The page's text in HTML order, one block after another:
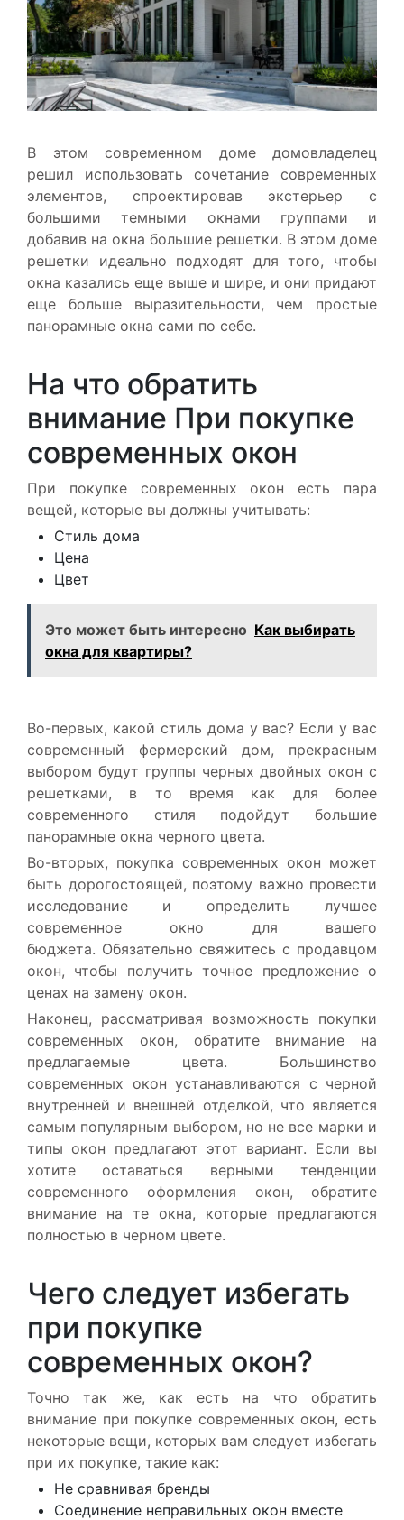
В этом современном доме домовладелец
решил использовать сочетание современных
элементов, спроектировав экстерьер с
большими темными окнами группами и
добавив на окна большие решетки. В этом доме
решетки идеально подходят для того, чтобы
окна казались еще выше и шире, и они придают
еще больше выразительности, чем простые
панорамные окна сами по себе.
На что обратить
внимание При покупке
современных окон
При покупке современных окон есть пара
вещей, которые вы должны учитывать:
Стиль дома
Цена
Цвет
Это может быть интересно Как выбирать
окна для квартиры?
Во-первых, какой стиль дома у вас? Если у вас
современный фермерский дом, прекрасным
выбором будут группы черных двойных окон с
решетками, в то время как для более
современного стиля подойдут большие
панорамные окна черного цвета.
Во-вторых, покупка современных окон может
быть дорогостоящей, поэтому важно провести
исследование и определить лучшее
современное окно для вашего
бюджета. Обязательно свяжитесь с продавцом
окон, чтобы получить точное предложение о
ценах на замену окон.
Наконец, рассматривая возможность покупки
современных окон, обратите внимание на
предлагаемые цвета. Большинство
современных окон устанавливаются с черной
внутренней и внешней отделкой, что является
самым популярным выбором, но не все марки и
типы окон предлагают этот вариант. Если вы
хотите оставаться верными тенденции
современного оформления окон, обратите
внимание на те окна, которые предлагаются
полностью в черном цвете.
Чего следует избегать
при покупке
современных окон?
Точно так же, как есть на что обратить
внимание при покупке современных окон, есть
некоторые вещи, которых вам следует избегать
при их покупке, такие как:
Не сравнивая бренды
Соединение неправильных окон вместе